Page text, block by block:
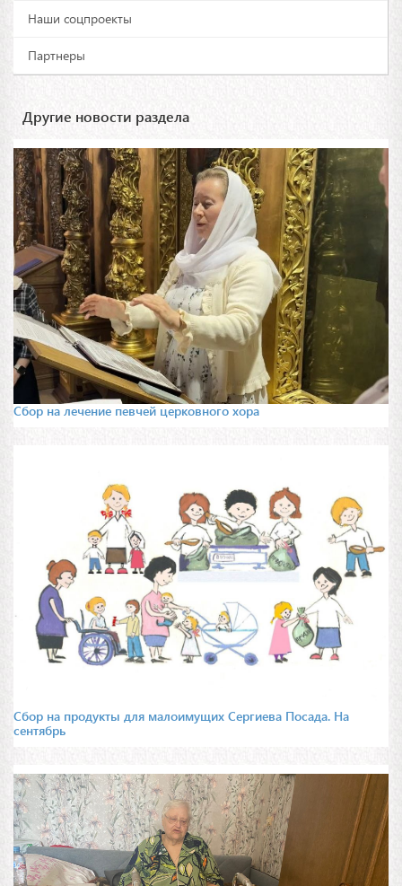
Наши соцпроекты
Партнеры
Другие новости раздела
Сбор на лечение певчей церковного хора
Сбор на продукты для малоимущих Сергиева Посада. На
сентябрь